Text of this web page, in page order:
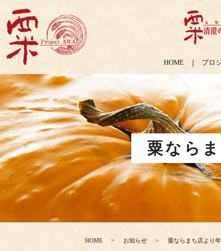
HOME プロ
粟なら
HOME お知らせ 粟ならまち店より